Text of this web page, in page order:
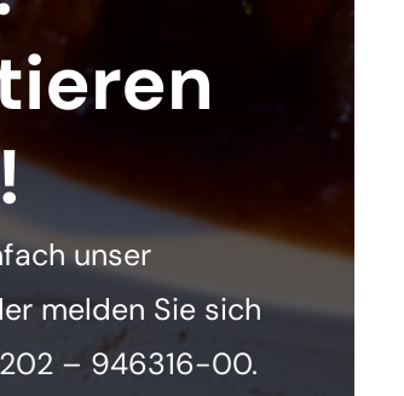
unser
melden Sie sich
– 946316-00.